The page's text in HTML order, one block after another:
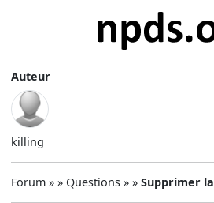
Auteur
killing
Forum » » Questions » »Supprimer